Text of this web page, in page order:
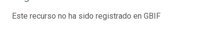
Este recurso no ha sido registrado en GBIF